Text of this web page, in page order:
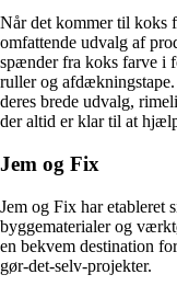
Når det kommer til koks
omfattende udvalg af
spænder fra koks farve i
ruller og
deres brede udvalg,
der altid er klar til at
Jem og Fix
Jem og Fix har etableret
byggematerialer og
en bekvem destination
gør-det-selv-projekter.